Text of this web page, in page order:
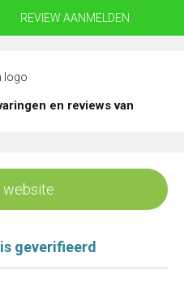
REVIEW AANMELDEN
en reviews van
website
geverifieerd